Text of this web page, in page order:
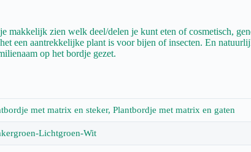
makkelijk zien welk deel/delen je kunt eten of cosmetisch,
een aantrekkelijke plant is voor bijen of insecten. En
op het bordje gezet.
met matrix en steker, Plantbordje met matrix en gaten
Lichtgroen-Wit